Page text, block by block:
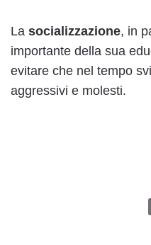
La socializzazione, in
importante della sua
evitare che nel tempo
aggressivi e molesti.